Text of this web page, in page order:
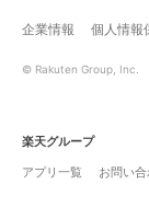
企業情報 個人情報
© Rakuten Group, Inc.
楽天グループ
アプリ一覧
お問い